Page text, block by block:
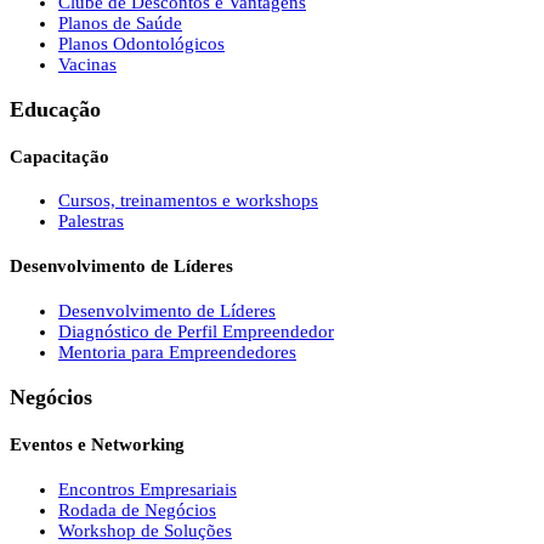
Planos de Saúde
Planos Odontológicos
Vacinas
Educação
Capacitação
Cursos, treinamentos e workshops
Palestras
Desenvolvimento de Líderes
Desenvolvimento de Líderes
Diagnóstico de Perfil Empreendedor
Mentoria para Empreendedores
Negócios
Eventos e Networking
Encontros Empresariais
Rodada de Negócios
Workshop de Soluções